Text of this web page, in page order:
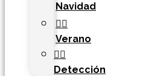
Navidad
🏄‍♀️
Verano
🐕‍🦺
Detección